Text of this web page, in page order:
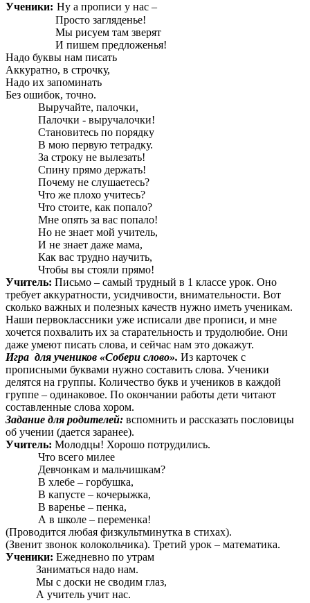
Ученики: Ну а прописи у нас –
Просто загляденье!
Мы рисуем там зверят
И пишем предложенья!
Надо буквы нам писать
Аккуратно, в строчку,
Надо их запоминать
Без ошибок, точно.
Выручайте, палочки,
Палочки - выручалочки!
Становитесь по порядку
В мою первую тетрадку.
За строку не вылезать!
Спину прямо держать!
Почему не слушаетесь?
Что же плохо учитесь?
Что стоите, как попало?
Мне опять за вас попало!
Но не знает мой учитель,
И не знает даже мама,
Как вас трудно научить,
Чтобы вы стояли прямо!
Учитель: Письмо – самый трудный в 1 классе урок. Оно
требует аккуратности, усидчивости, внимательности. Вот
сколько важных и полезных качеств нужно иметь ученикам.
Наши первоклассники уже исписали две прописи, и мне
хочется похвалить их за старательность и трудолюбие. Они
даже умеют писать слова, и сейчас нам это докажут.
Игра для учеников «Собери слово». Из карточек с
прописными буквами нужно составить слова. Ученики
делятся на группы. Количество букв и учеников в каждой
группе – одинаковое. По окончании работы дети читают
составленные слова хором.
Задание для родителей: вспомнить и рассказать пословицы
об учении (дается заранее).
Учитель: Молодцы! Хорошо потрудились.
Что всего милее
Девчонкам и мальчишкам?
В хлебе – горбушка,
В капусте – кочерыжка,
В варенье – пенка,
А в школе – переменка!
(Проводится любая физкультминутка в стихах).
(Звенит звонок колокольчика). Третий урок – математика.
Ученики: Ежедневно по утрам
Заниматься надо нам.
Мы с доски не сводим глаз,
А учитель учит нас.